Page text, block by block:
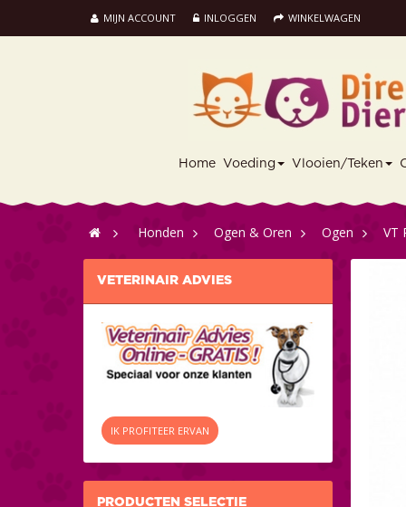
MIJN ACCOUNT INLOGGEN WINKELWAGEN
Home Voeding Vlooien/Teken
> Honden > Ogen & Oren > Ogen > VT
VETERINAIR ADVIES
IK PROFITEER ERVAN
PRODUCTEN SELECTIE